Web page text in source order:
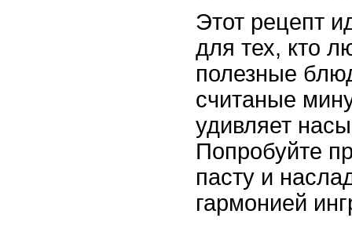
Этот рецепт
для тех, кто
полезные
считаные
удивляет
Попробуйте
пасту и
гармонией